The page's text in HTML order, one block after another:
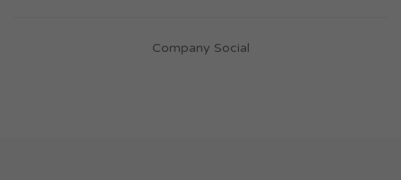
Company Social